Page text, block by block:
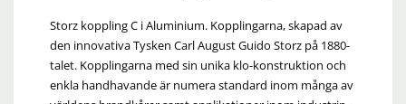
Storz koppling C i Aluminium. Kopplingarna, skapad av
den innovativa Tysken Carl August Guido Storz på 1880-
talet. Kopplingarna med sin unika klo-konstruktion och
enkla handhavande är numera standard inom många av